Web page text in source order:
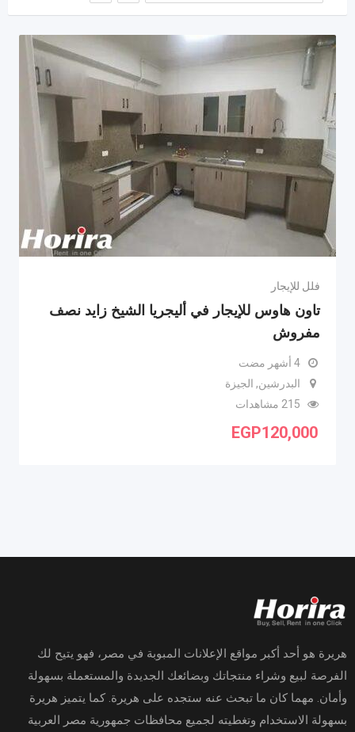
فلل للإيجار
تاون هاوس للإيجار في أليجريا الشيخ زايد نصف
مفروش
4 أشهر مضت
البدرشين, الجيزة
215 مشاهدات
EGP120,000
هريرة هو أحد أكبر مواقع الإعلانات المبوبة في مصر، فهو يتيح لك
الفرصة لبيع وشراء منتجاتك وبضائعك الجديدة والمستعملة بسهولة
وأمان. مهما كان ما تبحث عنه ستجده على هريرة. كما يتميز هريرة
بسهولة الاستخدام وتغطيته لجميع محافظات جمهورية مصر العربية